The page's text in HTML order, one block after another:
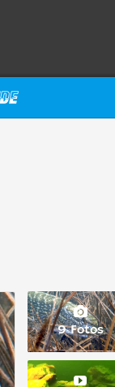
9 Fotos